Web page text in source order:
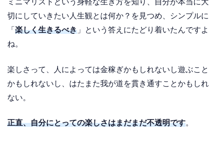
ミニマリストという身軽な生き方を知り、自分が本当に大
切にしていきたい人生観とは何か？を見つめ、シンプルに
「 楽しく生きるべき 」という答えにたどり着いたんですよ
ね。
楽しさって、人によっては金稼ぎかもしれないし遊ぶこと
かもしれないし、はたまた我が道を貫き通すことかもしれ
ない。
正直、自分にとっての楽しさはまだまだ不透明です。